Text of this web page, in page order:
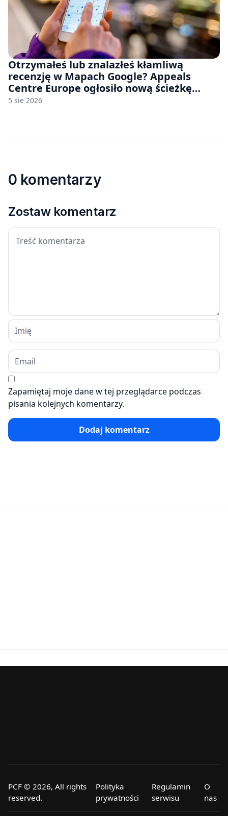
Otrzymałeś lub znalazłeś kłamliwą
recenzję w Mapach Google? Appeals
Centre Europe ogłosiło nową ścieżkę
odwoławczą dla firm i konsumentów
5 sie 2026
0 komentarzy
Zostaw komentarz
Zapamiętaj moje dane w tej przeglądarce podczas
pisania kolejnych komentarzy.
Dodaj komentarz
PCF © 2026, All rights
reserved.
Polityka
prywatności
Regulamin
serwisu
O
nas